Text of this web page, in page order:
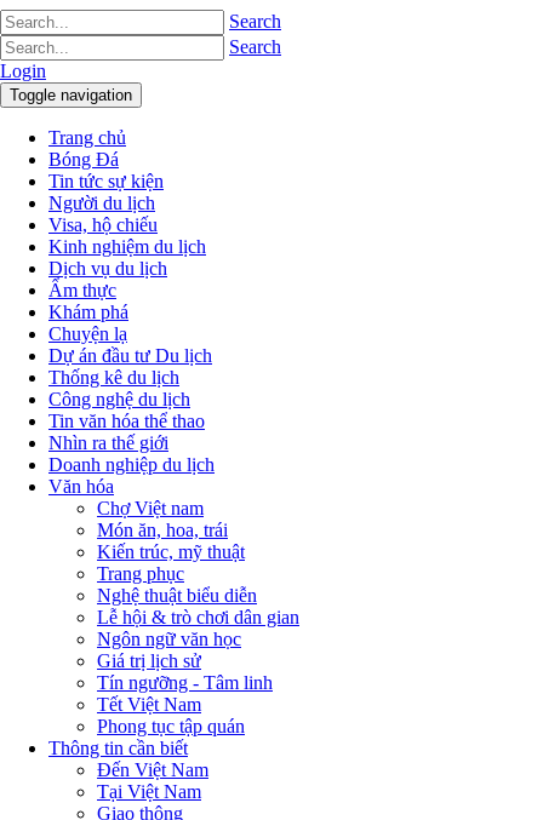
Search
Search
Login
Toggle navigation
Trang chủ
Bóng Đá
Tin tức sự kiện
Người du lịch
Visa, hộ chiếu
Kinh nghiệm du lịch
Dịch vụ du lịch
Ẩm thực
Khám phá
Chuyện lạ
Dự án đầu tư Du lịch
Thống kê du lịch
Công nghệ du lịch
Tin văn hóa thể thao
Nhìn ra thế giới
Doanh nghiệp du lịch
Văn hóa
Chợ Việt nam
Món ăn, hoa, trái
Kiến trúc, mỹ thuật
Trang phục
Nghệ thuật biểu diễn
Lễ hội & trò chơi dân gian
Ngôn ngữ văn học
Giá trị lịch sử
Tín ngưỡng - Tâm linh
Tết Việt Nam
Phong tục tập quán
Thông tin cần biết
Đến Việt Nam
Tại Việt Nam
Giao thông